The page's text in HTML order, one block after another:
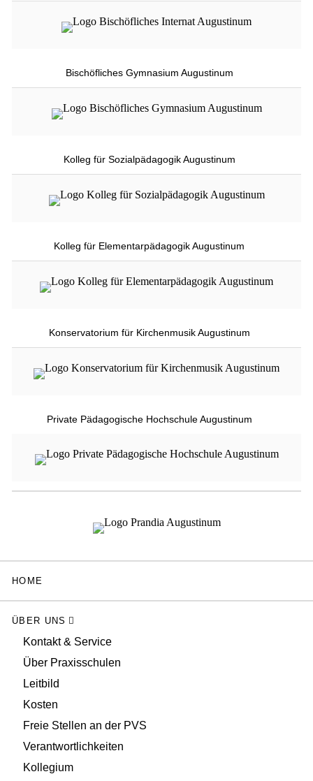
Bischöfliches Gymnasium Augustinum
Kolleg für Sozialpädagogik Augustinum
Kolleg für Elementarpädagogik Augustinum
Konservatorium für Kirchenmusik Augustinum
Private Pädagogische Hochschule Augustinum
HOME
ÜBER UNS
Kontakt & Service
Über Praxisschulen
Leitbild
Kosten
Freie Stellen an der PVS
Verantwortlichkeiten
Kollegium